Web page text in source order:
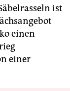
ist
einen
einer